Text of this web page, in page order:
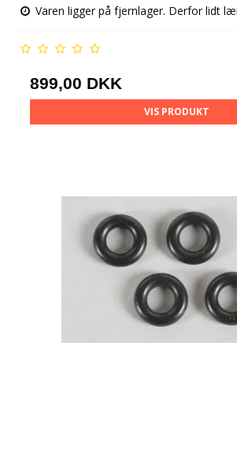
Varen ligger på fjernlager. Derfor lidt
899,00 DKK
VIS PRODUKT